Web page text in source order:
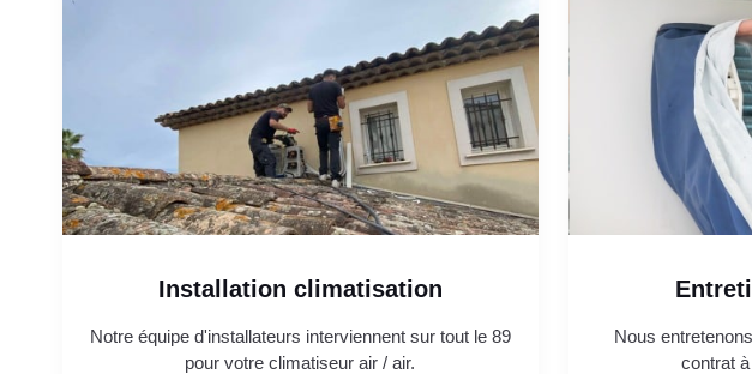
Installation climatisation
Notre équipe d'installateurs interviennent sur tout le 89
pour votre climatiseur air / air.
Nous
contrat